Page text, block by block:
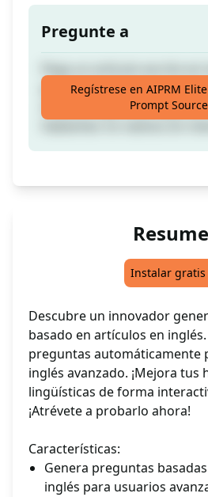
Pregunte a
generarán 16 preguntas
artículo, siguiendo algunas
Regístrese en AIPRM
Prompt Source
Instalar gratis
Descubre un innovador
basado en artículos en
preguntas automáticamente
inglés avanzado. ¡Mejora tus
lingüísticas de forma
¡Atrévete a probarlo ahora!
Características:
Genera preguntas
inglés para usuarios